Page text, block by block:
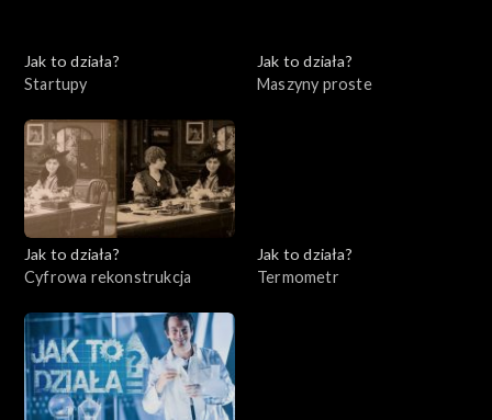
Jak to działa?
Startupy
Jak to działa?
Maszyny proste
Jak to działa?
Cyfrowa rekonstrukcja
Jak to działa?
Termometr